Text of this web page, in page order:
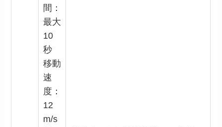
間：
最大
10
秒
移動
速
度：
12
m/s